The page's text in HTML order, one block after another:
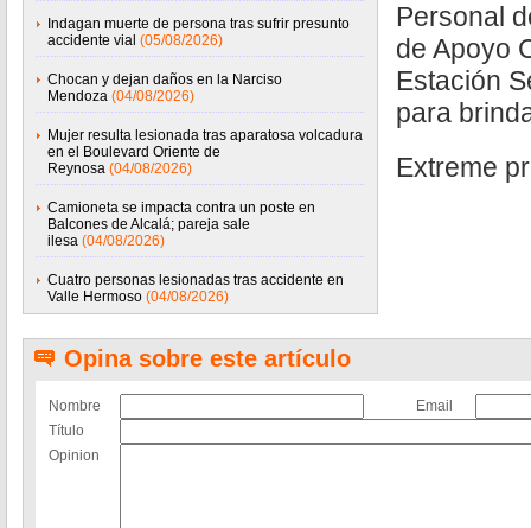
Indagan muerte de persona tras sufrir presunto
accidente vial (05/08/2026)
Chocan y dejan daños en la Narciso
Mendoza (04/08/2026)
Mujer resulta lesionada tras aparatosa volcadura
en el Boulevard Oriente de
Reynosa (04/08/2026)
Camioneta se impacta contra un poste en
Balcones de Alcalá; pareja sale
ilesa (04/08/2026)
Cuatro personas lesionadas tras accidente en
Valle Hermoso (04/08/2026)
Personal
de Apoyo
Estación
para
Extreme
Opina sobre este artículo
Nombre
Email
Título
Opinion